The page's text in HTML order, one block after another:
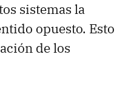
sistemas la
opuesto. Esto
de los